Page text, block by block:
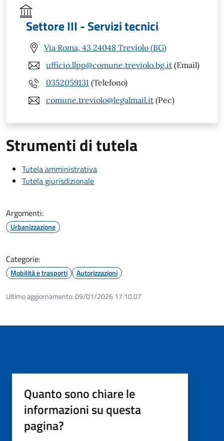
Settore III - Servizi tecnici
Via Roma, 43 24048 Treviolo (BG)
ufficio.llpp@comune.treviolo.bg.it (Email)
0352059131 (Telefono)
comune.treviolo@legalmail.it (Pec)
Strumenti di tutela
Tutela amministrativa
Tutela giurisdizionale
Argomenti:
Urbanizzazione
Categorie:
Mobilità e trasporti Autorizzazioni
Ultimo aggiornamento:09/01/2026 17:10.07
Quanto sono chiare le
informazioni su questa
pagina?